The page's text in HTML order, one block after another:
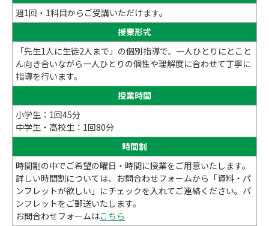
週1回・1科目からご受講いただけます。
授業形式
「先生1人に生徒2人まで」の個別指導で、一人ひとりにとこと
ん向き合いながら一人ひとりの個性や理解度に合わせて丁寧に
指導を行います。
授業時間
小学生：1回45分
中学生・高校生：1回80分
時間割
時間割の中でご希望の曜日・時間に授業をご用意いたします。
詳しい時間割については、お問合わせフォームから「資料・パ
ンフレットが欲しい」にチェックを入れてご連絡ください。パ
ンフレットをご郵送いたします。
お問合わせフォームはこちら